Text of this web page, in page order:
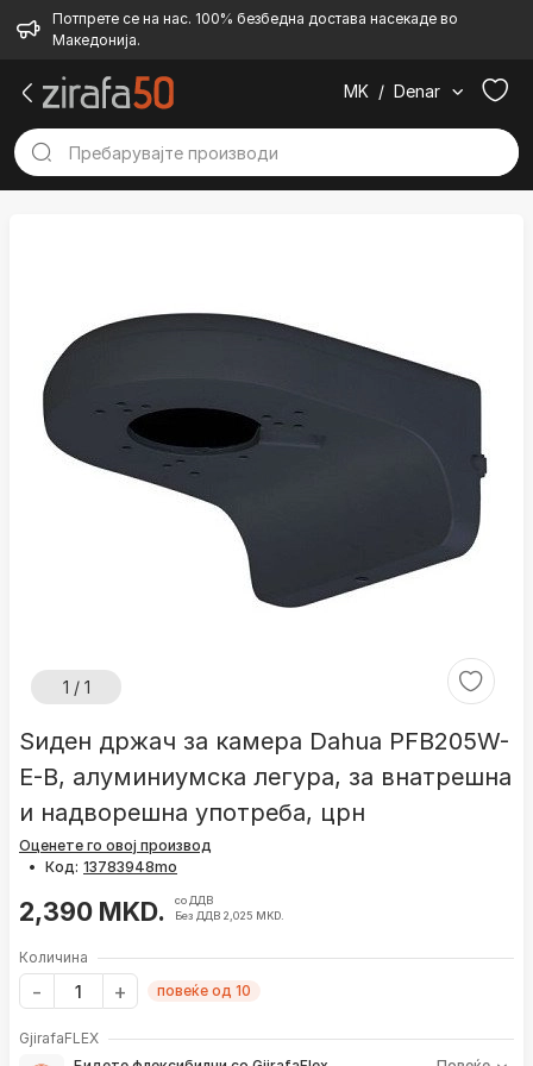
Потпрете се на нас. 100% безбедна достава насекаде во
Македонија.
MK / Denar
1 / 1
Ѕиден држач за камера Dahua PFB205W-
E-B, алуминиумска легура, за внатрешна
и надворешна употреба, црн
Оценете го овој производ
• Код:
2,390 MKD.
со ДДВ
Без ДДВ 2,025 MKD.
Количина
повеќе од 10
GjirafaFLEX